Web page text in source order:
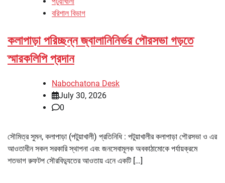
বরিশাল বিভাগ
কলাপাড়া পরিচ্ছন্ন জ্বালানিনির্ভর পৌরসভা গড়তে
স্মারকলিপি প্রদান
Nabochatona Desk
July 30, 2026
0
সৌমিত্র সুমন, কলাপাড়া (পটুয়াখালী) প্রতিনিধি : পটুয়াখালীর কলাপাড়া পৌরসভা ও এর
আওতাধীন সকল সরকারি স্থাপনা এবং জনসেবামূলক অবকাঠামোকে পর্যায়ক্রমে
শতভাগ রুফটপ সৌরবিদ্যুতের আওতায় এনে একটি […]